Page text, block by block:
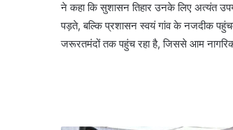
ने कहा कि सुशासन तिहार उनके लिए अत्यंत
पड़ते, बल्कि प्रशासन स्वयं गांव के नजदीक
जरूरतमंदों तक पहुंच रहा है, जिससे आम